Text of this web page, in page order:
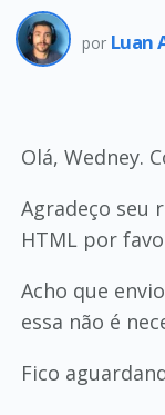
por Luan
Olá, Wedney.
Agradeço seu
HTML por
Acho que
essa não é
Fico